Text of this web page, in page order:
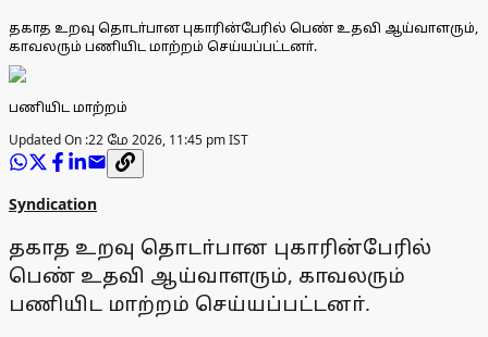
தகாத உறவு தொடா்பான புகாரின்பேரில் பெண் உதவி ஆய்வாளரும்,
காவலரும் பணியிட மாற்றம் செய்யப்பட்டனா்.
பணியிட மாற்றம்
Updated On :22 மே 2026, 11:45 pm IST
Syndication
தகாத உறவு தொடா்பான புகாரின்பேரில்
பெண் உதவி ஆய்வாளரும், காவலரும்
பணியிட மாற்றம் செய்யப்பட்டனா்.